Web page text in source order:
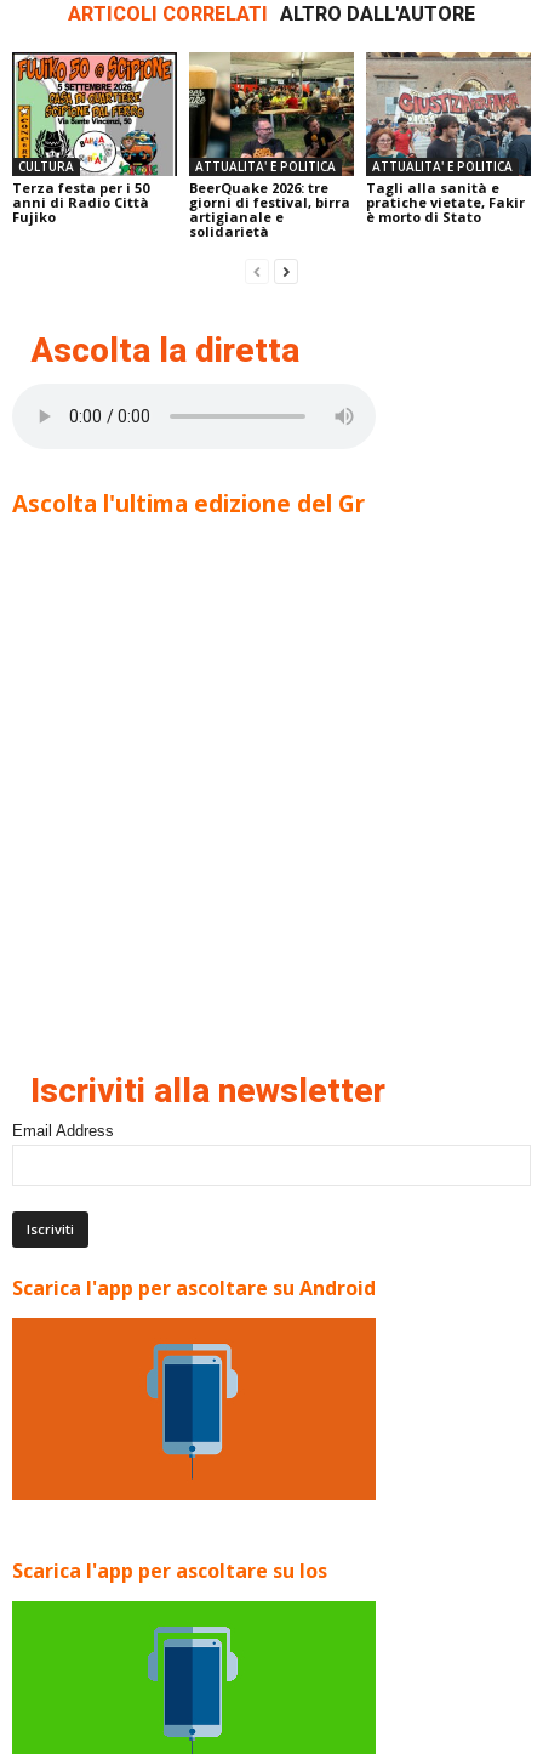
ARTICOLI CORRELATI ALTRO DALL'AUTORE
CULTURA
Terza festa per i 50
anni di Radio Città
Fujiko
ATTUALITA' E POLITICA
BeerQuake 2026: tre
giorni di festival, birra
artigianale e
solidarietà
ATTUALITA' E POLITICA
Tagli alla sanità e
pratiche vietate, Fakir
è morto di Stato
Ascolta la diretta
Ascolta l'ultima edizione del Gr
Iscriviti alla newsletter
Email Address
Scarica l'app per ascoltare su Android
Scarica l'app per ascoltare su Ios